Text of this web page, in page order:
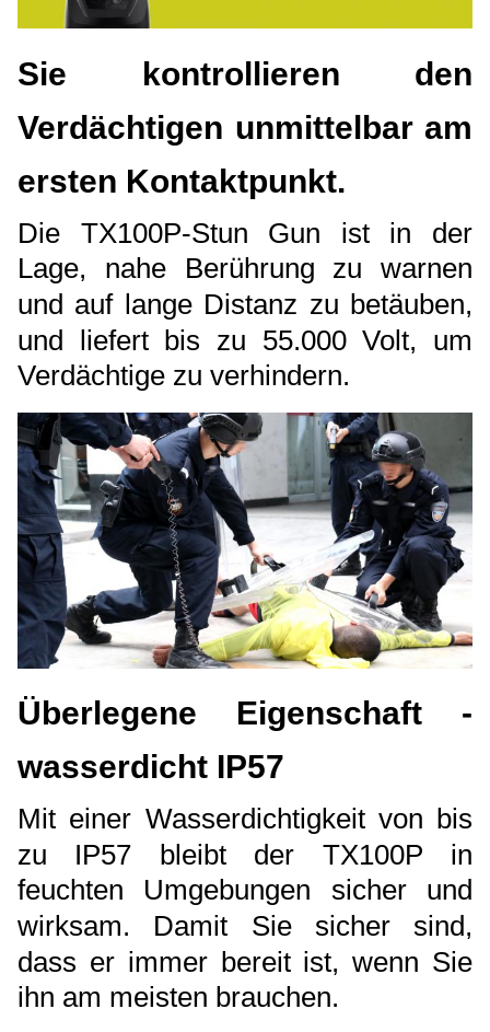
Sie kontrollieren den
Verdächtigen unmittelbar am
ersten Kontaktpunkt.
Die TX100P-Stun Gun ist in der
Lage, nahe Berührung zu warnen
und auf lange Distanz zu betäuben,
und liefert bis zu 55.000 Volt, um
Verdächtige zu verhindern.
Überlegene Eigenschaft -
wasserdicht IP57
Mit einer Wasserdichtigkeit von bis
zu IP57 bleibt der TX100P in
feuchten Umgebungen sicher und
wirksam. Damit Sie sicher sind,
dass er immer bereit ist, wenn Sie
ihn am meisten brauchen.